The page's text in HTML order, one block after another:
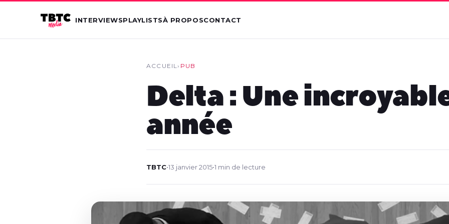
INTERVIEWSPLAYLISTSÀ PROPOSCONTACT
ACCUEIL› PUB
Delta : Une
année
TBTC•13 janvier 2015•1 min de lecture